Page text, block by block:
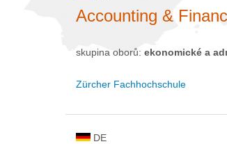
Accounting &
skupina oborů: ekonomické a
Zürcher Fachhochschule
DE